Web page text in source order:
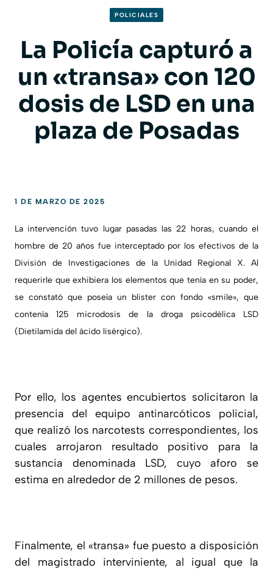
POLICIALES
La Policía capturó a
un «transa» con 120
dosis de LSD en una
plaza de Posadas
1 DE MARZO DE 2025
La intervención tuvo lugar pasadas las 22 horas, cuando el
hombre de 20 años fue interceptado por los efectivos de la
División de Investigaciones de la Unidad Regional X. Al
requerirle que exhibiera los elementos que tenía en su poder,
se constató que poseía un blister con fondo «smile», que
contenía 125 microdosis de la droga psicodélica LSD
(Dietilamida del ácido lisérgico).
Por ello, los agentes encubiertos solicitaron la
presencia del equipo antinarcóticos policial,
que realizó los narcotests correspondientes, los
cuales arrojaron resultado positivo para la
sustancia denominada LSD, cuyo aforo se
estima en alrededor de 2 millones de pesos.
Finalmente, el «transa» fue puesto a disposición
del magistrado interviniente, al igual que la